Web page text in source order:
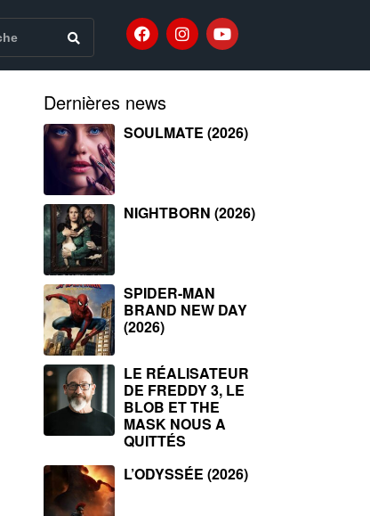
Dernières news
SOULMATE (2026)
NIGHTBORN (2026)
SPIDER-MAN
BRAND NEW DAY
(2026)
LE RÉALISATEUR
DE FREDDY 3, LE
BLOB ET THE
MASK NOUS A
QUITTÉS
L’ODYSSÉE (2026)